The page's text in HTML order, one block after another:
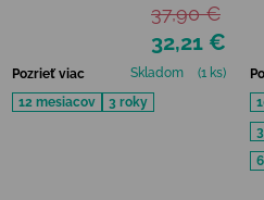
32,21 €
37,90 €
Pozrieť viac Skladom
(1 ks)
12 mesiacov
3 roky